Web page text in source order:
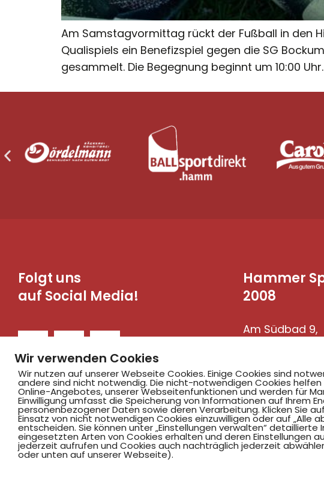
Am Samstagvormittag rückt der Fußball in den
Qualispiels ein Benefizspiel gegen die SG
gesammelt. Die Begegnung beginnt um 10:00
Folgt uns
auf Social Media!
Hammer
2008
Am Südbad 9,
©2025 Hammer SportClub 2008 e.V. Mit
Wir verwenden Cookies
Wir nutzen auf unserer Webseite Cookies. Einige Cookies sind
andere sind nicht notwendig. Die nicht-notwendigen Cookies
Online-Angebotes, unserer Webseitenfunktionen und werden für
Einwilligung umfasst die Speicherung von Informationen auf Ihrem
personenbezogener Daten sowie deren Verarbeitung. Klicken Sie
Einsatz von nicht notwendigen Cookies einzuwilligen oder auf „Alle
entscheiden. Sie können unter „Einstellungen verwalten“
eingesetzten Arten von Cookies erhalten und deren Einstellungen
jederzeit aufrufen und Cookies auch nachträglich jederzeit
oder unten auf unserer Webseite).